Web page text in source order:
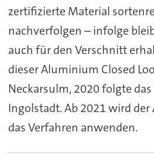
zertifizierte Material
nachverfolgen – infolge
auch für den Verschnitt
dieser Aluminium Closed
Neckarsulm, 2020 folgte
Ingolstadt. Ab 2021 wird
das Verfahren anwenden.